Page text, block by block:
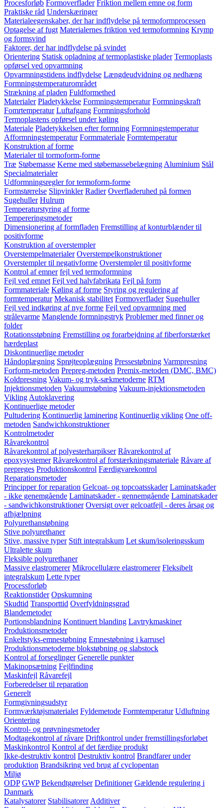
Procesforløb Formoverflader Friktion mellem emne og form
Praktiske råd Underskæringer
Materialeegenskaber, der har indflydelse på termoformprocessen
Optagelse af fugt Materialernes friktion ved termoformning Krymp
og formsvind
Faktorer, der har indflydelse på svindet
Orientering Statisk opladning af termoplastiske plader Termoplasts
opførsel ved opvarmning
Opvarmningstidens indflydelse Længdeudvidning og nedhæng
Formningstemperaturområdet
Strækning af pladen Fuldformethed
Materialer Pladetykkelse Formningstemperatur Formningskraft
Fomrtemperatur Luftafgang Formningsforhold
Termoplastens opførsel under køling
Materiale Pladetykkelsen efter formning Formningstemperatur
Afformningstemperatur Formmateriale Formtemperatur
Konstruktion af forme
Materialer til tormoform-forme
Træ Støbemasse Kerne med støbemassebelægning Aluminium Stål
Specialmaterialer
Udformningsregler for termoform-forme
Formstørrelse Slipvinkler Radier Overfladeruhed på formen
Sugehuller Hulrum
Temperaturstyring af forme
Tempereringsmetoder
Dimensionering af formfladen Fremstilling af konturblænder til
positivforme
Konstruktion af overstempler
Overstempelmaterialer Overstempelkonstruktioner
Overstempler til negativforme Overstempler til positivforme
Kontrol af emner fejl ved termoformning
Fejl ved emnet Fejl ved halvfabrikata Fejl på form
Formmateriale Køling af forme Styring og regulering af
formtemperatur Mekanisk stabilitet Formoverflader Sugehuller
Fejl ved indkøring af nye forme Fejl ved opvarmning med
strålevarme Manglende formningstryk Problemer med finner og
folder
Rotationsstøbning Fremstilling og forarbejdning af fiberforstærket
hærdeplast
Diskontinuerlige metoder
Håndoplægning Sprøjteoplægning Pressestøbning Varmpresning
Forform-metoden Prepreg-metoden Premix-metoden (DMC, BMC)
Koldpresning Vakum- og tryk-sækmetoderne RTM
Injektionsmetoden Vakuumstøbning Vakuum-injektionsmetoden
Vikling Autoklavering
Kontinuerlige metoder
Pultudering Kontinuerlig laminering Kontinuerlig vikling One off-
metoden Sandwichkonstruktioner
Kontrolmetoder
Råvarekontrol
Råvarekontrol af polyesterharpikser Råvarekontrol af
epoxysystemer Råvarekontrol af forstærkningsmateriale Råvare af
prepreges Produktionskontrol Færdigvarekontrol
Reparationsmetoder
Principper for reparation Gelcoat- og topcoatsskader Laminatskader
- ikke genemgående Laminatskader - gennemgående Laminatskader
- sandwichkonstruktioner Oversigt over gelcoatfejl - deres årsag og
afhjælpning
Polyurethanstøbning
Stive polyurethaner
Stive, massive typer Stift integralskum Let skum/isoleringsskum
Ultralette skum
Fleksible polyurethaner
Massive elastromerer Mikrocellulære elastromerer Fleksibelt
integralskum Lette typer
Processforløb
Reaktionstider Opskumning
Skudtid Transporttid Overfyldningsgrad
Blandemetoder
Portionsblandning Kontinuert blanding Lavtrykmaskiner
Produktionsmetoder
Enkeltstyks-emnestøbning Emnestøbning i karrusel
Produktionsmetoderne blokstøbning og slabstock
Kontrol af forseglinger Generelle punkter
Makinopsætning Fejlfinding
Maskinfejl Råvarefejl
Forberedelser til reparation
Generelt
Formgivningsudstyr
Formværktøjsmaterialet Fyldemetode Formtemperatur Udluftning
Orientering
Kontrol- og prøvningsmetoder
Modtagekontrol af råvare Driftkontrol under fremstillingsforløbet
Maskinkontrol Kontrol af det færdige produkt
Ikke-destruktiv kontrol Destruktiv kontrol Brandfarer under
produktion Brandsikring ved brug af cyclopentan
Miljø
ODP GWP Bekendtgørelser Definitioner Gældende regulering i
Danmark
Katalysatorer Stabilisatorer Additiver